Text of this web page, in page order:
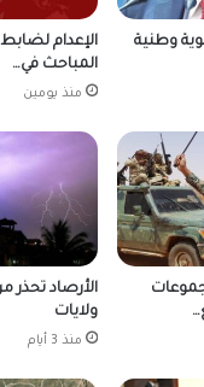
وطنية
المباحث في…
منذ يومين
ولايات
منذ 3 أيام